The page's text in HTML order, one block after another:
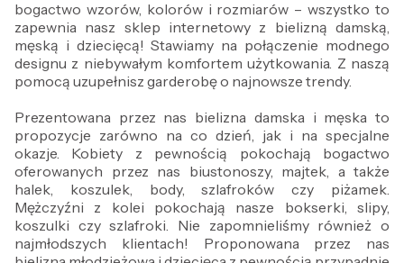
bogactwo wzorów, kolorów i rozmiarów – wszystko to
zapewnia nasz sklep internetowy z bielizną damską,
męską i dziecięcą! Stawiamy na połączenie modnego
designu z niebywałym komfortem użytkowania. Z naszą
pomocą uzupełnisz garderobę o najnowsze trendy.
Prezentowana przez nas bielizna damska i męska to
propozycje zarówno na co dzień, jak i na specjalne
okazje. Kobiety z pewnością pokochają bogactwo
oferowanych przez nas biustonoszy, majtek, a także
halek, koszulek, body, szlafroków czy piżamek.
Mężczyźni z kolei pokochają nasze bokserki, slipy,
koszulki czy szlafroki. Nie zapomnieliśmy również o
najmłodszych klientach! Proponowana przez nas